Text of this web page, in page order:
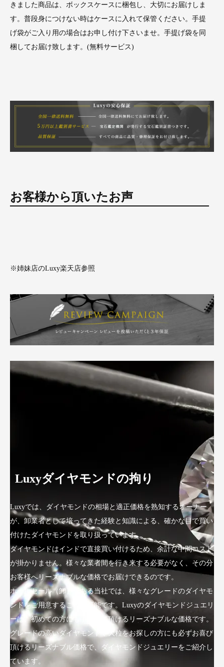
きました商品は、ボックスケースに梱包し、大切にお届けしま
す。普段身につけない時はケースに入れて保管ください。手提
げ袋がご入り用の場合はお申し付け下さいませ。手提げ袋を同
梱してお届け致します。(無料サービス)
お客様から頂いたお声
※姉妹店のLuxy楽天店参照
Luxyダイヤモンドの拘り
Luxyでは、ダイヤモンドの相場と適正価格を熟知するオーナー
が、卸業者として培ってきた経験と知識による、確かな目で買い
付けたダイヤモンドを取り扱っています。
ダイヤモンドはインドで直接買い付けるため、余計な中間コスト
が掛かりません。様々な業者間を行き来する必要がなく、その分
お客様へリーズナブルな価格でお届けできるのです。
ホールセール（卸）である当社では、様々なグレードのダイヤモ
ンドをご用意することが可能です。Luxyのダイヤモンドジュエリ
ーは、初めての方にも手にして頂けるリーズナブルな価格です。
グレードの高いダイヤモンドや大粒をお探しの方にも必ずお喜び
頂けるリーズナブル価格で、ダイヤモンドジュエリーをご紹介し
ています。